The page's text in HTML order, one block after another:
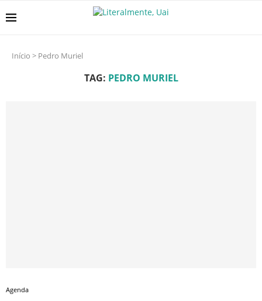
Início > Pedro Muriel
TAG: PEDRO MURIEL
Agenda